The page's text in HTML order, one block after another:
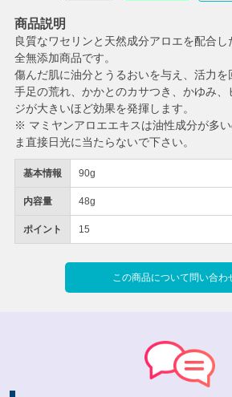
基本情報 90g
内容量 48g
ポイント 15
この商品について問い合わ
商品説明
良質なワセリンと天然成分アロエを配合
全無添加商品です。
傷んだ肌に油分とうるおいを与え、活力を
手足の荒れ、かかとのカサつき、かゆみ
ジが大きいほど効果を発揮します。
※ マミヤンアロエエキスは油性成分が多
ま直接日光に当たらないで下さい。